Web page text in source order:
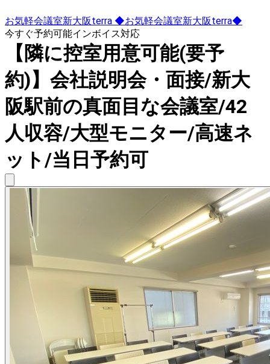
お気軽会議室新大阪terra ◆お気軽会議室新大阪terra◆
今すぐ予約可能インボイス対応
【隣に控室用意可能(要予
約)】会社説明会・面接/新大
阪駅前の真面目な会議室/42
人収容/大型モニター/高速ネ
ット/当日予約可